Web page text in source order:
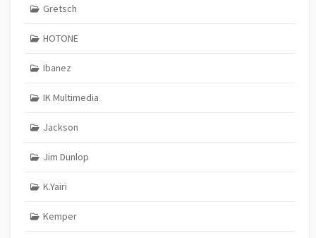
Gretsch
HOTONE
Ibanez
IK Multimedia
Jackson
Jim Dunlop
K.Yairi
Kemper